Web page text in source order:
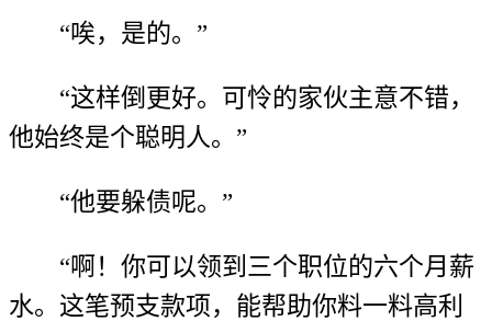
“唉，是的。”
“这样倒更好。可怜的家伙主意不错，
他始终是个聪明人。”
“他要躲债呢。”
“啊！你可以领到三个职位的六个月薪
水。这笔预支款项，能帮助你料一料高利